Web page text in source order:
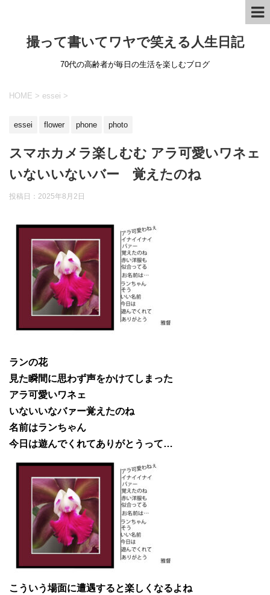
撮って書いてワヤで笑える人生日記
70代の高齢者が毎日の生活を楽しむブログ
HOME > essei >
essei flower phone photo
スマホカメラ楽しむむ アラ可愛いワネェ
いないいないバー 覚えたのね
投稿日： 2025年8月2日
ランの花
見た瞬間に思わず声をかけてしまった
アラ可愛いワネェ
いないいなバァー覚えたのね
名前はランちゃん
今日は遊んでくれてありがとうって…
こういう場面に遭遇すると楽しくなるよね